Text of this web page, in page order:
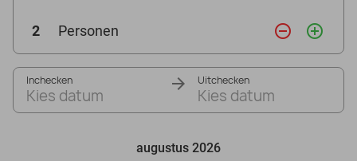
2 Personen remove_circle_outline add_circle_outline
Inchecken
Kies datum
Uitchecken
Kies datum
augustus 2026